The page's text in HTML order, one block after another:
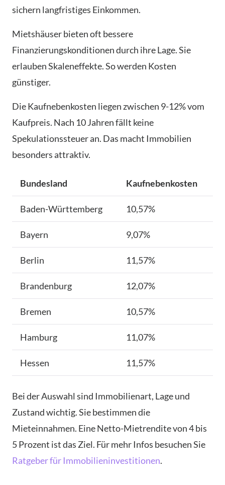
sichern langfristiges Einkommen.
Mietshäuser bieten oft bessere
Finanzierungskonditionen durch ihre Lage. Sie
erlauben Skaleneffekte. So werden Kosten
günstiger.
Die Kaufnebenkosten liegen zwischen 9-12% vom
Kaufpreis. Nach 10 Jahren fällt keine
Spekulationssteuer an. Das macht Immobilien
besonders attraktiv.
Bundesland Kaufnebenkosten
Baden-Württemberg 10,57%
Bayern 9,07%
Berlin 11,57%
Brandenburg 12,07%
Bremen 10,57%
Hamburg 11,07%
Hessen 11,57%
Bei der Auswahl sind Immobilienart, Lage und
Zustand wichtig. Sie bestimmen die
Mieteinnahmen. Eine Netto-Mietrendite von 4 bis
5 Prozent ist das Ziel. Für mehr Infos besuchen Sie
Ratgeber für Immobilieninvestitionen.